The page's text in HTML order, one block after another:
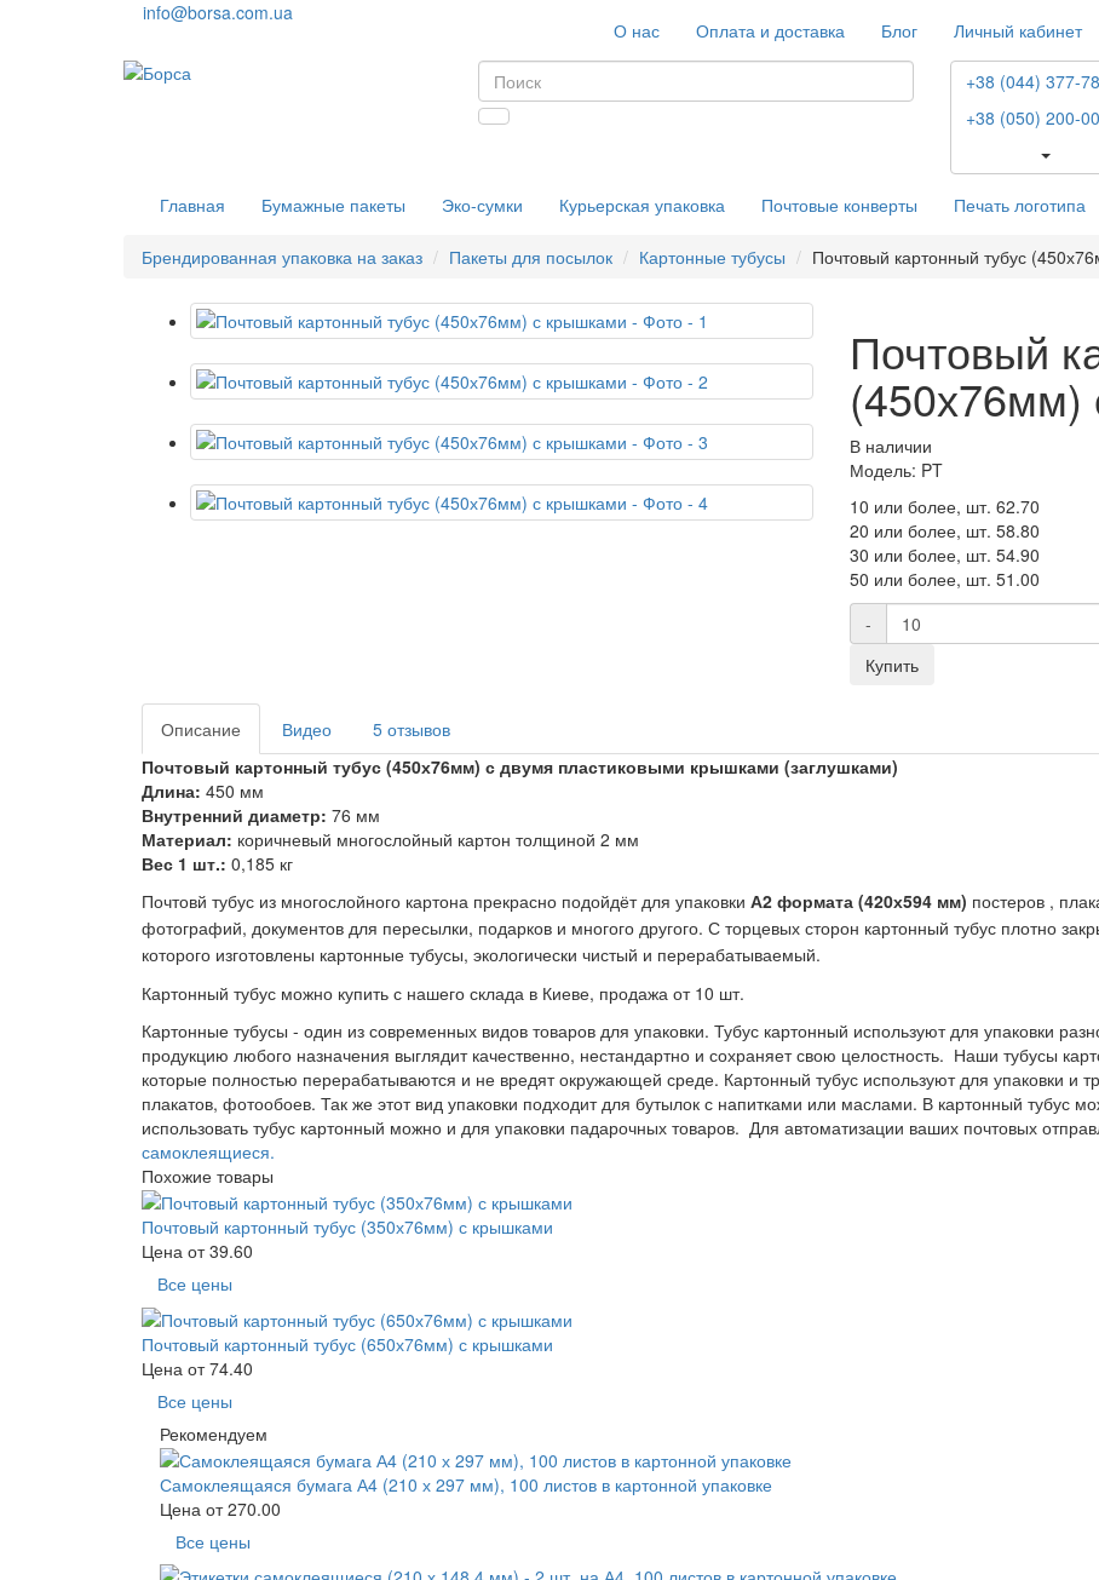
info@borsa.com.ua
О нас Оплата и доставка Блог Личный кабинет
+38 (044) 377-
+38 (050) 200-
Главная Бумажные пакеты Эко-сумки Курьерская упаковка Почтовые конверты Печать логотипа
Брендированная упаковка на заказ Пакеты для посылок Картонные тубусы Почтовый картонный тубус
Почтовый
В наличии
Модель: PT
10 или более, шт. 62.70
20 или более, шт. 58.80
30 или более, шт. 54.90
50 или более, шт. 51.00
-
Купить
Описание Видео
5 отзывов
Почтовый картонный тубус (450х76мм) с двумя пластиковыми крышками (заглушками)
Длина: 450 мм
Внутренний диаметр: 76 мм
Материал: коричневый многослойный картон толщиной 2 мм
Вес 1 шт.: 0,185 кг
Почтовй тубус из многослойного картона прекрасно подойдёт для упаковки А2 формата (420х594 мм) постеров ,
фотографий, документов для пересылки, подарков и многого другого. С торцевых сторон картонный тубус плотно
которого изготовлены картонные тубусы, экологически чистый и перерабатываемый.
Картонный тубус можно купить с нашего склада в Киеве, продажа от 10 шт.
Картонные тубусы - один из современных видов товаров для упаковки. Тубус картонный используют для упаковки
продукцию любого назначения выглядит качественно, нестандартно и сохраняет свою целостность. Наши тубусы
которые полностью перерабатываются и не вредят окружающей среде. Картонный тубус используют для упаковки и
плакатов, фотообоев. Так же этот вид упаковки подходит для бутылок с напитками или маслами. В картонный тубус
использовать тубус картонный можно и для упаковки падарочных товаров. Для автоматизации ваших почтовых
самоклеящиеся.
Похожие товары
Почтовый картонный тубус (350х76мм) с крышками
Цена от39.60
Все цены
Почтовый картонный тубус (650х76мм) с крышками
Цена от74.40
Все цены
Рекомендуем
Самоклеящаяся бумага А4 (210 х 297 мм), 100 листов в картонной упаковке
Цена от270.00
Все цены